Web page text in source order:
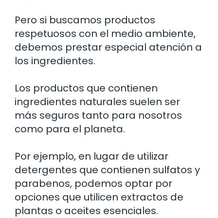
Pero si buscamos productos
respetuosos con el medio ambiente,
debemos prestar especial atención a
los ingredientes.
Los productos que contienen
ingredientes naturales suelen ser
más seguros tanto para nosotros
como para el planeta.
Por ejemplo, en lugar de utilizar
detergentes que contienen sulfatos y
parabenos, podemos optar por
opciones que utilicen extractos de
plantas o aceites esenciales.